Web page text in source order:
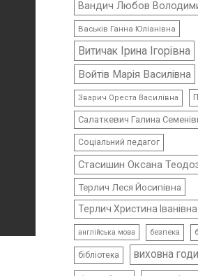
Вандич Любов
Васьків Ганна Юліанівна
Витичак Ірина Ігорівна
Войтів Марія Василівна
Зварич Ореста Василівна
Салаткевич Галина
Соціальний педагог
Стасишин Оксана
Терлич Леся Йосипівна
Терлич Христина Іванівна
англійська мова безпека
бібліотека виховна